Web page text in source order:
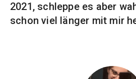
2021, schleppe es aber
schon viel länger mit mir